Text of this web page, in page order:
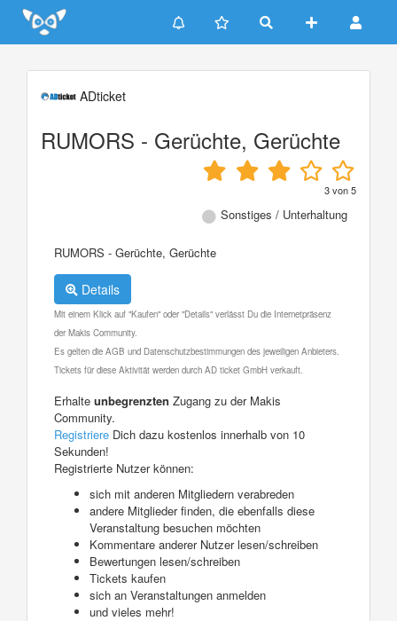
Update cookies preferences
ADticket
RUMORS - Gerüchte, Gerüchte
3von5
Sonstiges / Unterhaltung
RUMORS - Gerüchte, Gerüchte
Details
Mit einem Klick auf "Kaufen" oder "Details" verlässt Du die Internetpräsenz
der Makis Community.
Es gelten die AGB und Datenschutzbestimmungen des jeweiligen Anbieters.
Tickets für diese Aktivität werden durch AD ticket GmbH verkauft.
Erhalte unbegrenzten Zugang zu der Makis
Community.
Registriere Dich dazu kostenlos innerhalb von 10
Sekunden!
Registrierte Nutzer können:
sich mit anderen Mitgliedern verabreden
andere Mitglieder finden, die ebenfalls diese
Veranstaltung besuchen möchten
Kommentare anderer Nutzer lesen/schreiben
Bewertungen lesen/schreiben
Tickets kaufen
sich an Veranstaltungen anmelden
und vieles mehr!